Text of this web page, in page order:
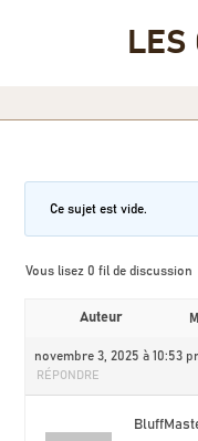
LES
Ce sujet est vide.
Vous lisez 0 fil de discussion
Auteur
novembre 3, 2025 à 10:53
RÉPONDRE